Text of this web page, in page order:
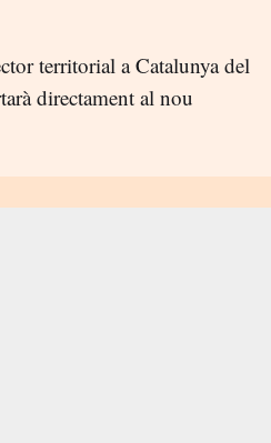
territorial a Catalunya del
directament al nou